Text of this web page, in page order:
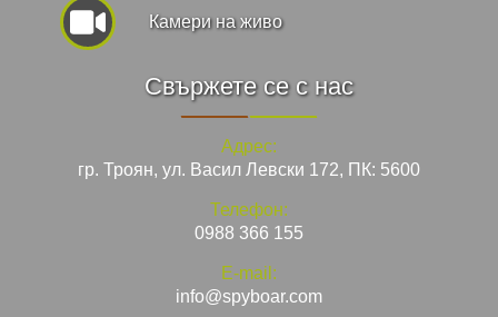
Камери на живо
Свържете се с нас
Адрес:
гр. Троян, ул. Васил Левски 172, ПК: 5600
Телефон:
0988 366 155
E-mail:
info@spyboar.com